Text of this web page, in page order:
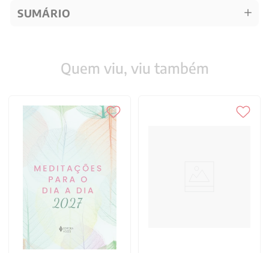
SUMÁRIO
Quem viu, viu também